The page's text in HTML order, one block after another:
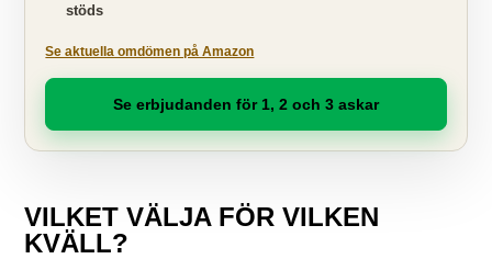
stöds
Se aktuella omdömen på Amazon
Se erbjudanden för 1, 2 och 3 askar
VILKET VÄLJA FÖR VILKEN
KVÄLL?